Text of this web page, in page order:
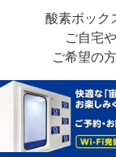
酸素ボック
ご自宅
ご希望の